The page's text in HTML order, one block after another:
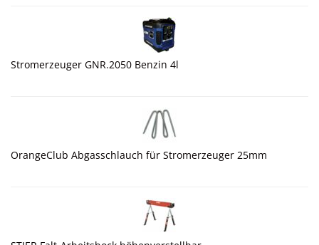
Stromerzeuger GNR.2050 Benzin 4l
OrangeClub Abgasschlauch für Stromerzeuger 25mm